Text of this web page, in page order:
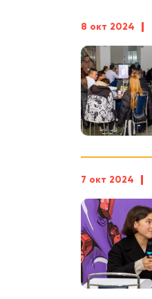
8 окт 2024
7 окт 2024